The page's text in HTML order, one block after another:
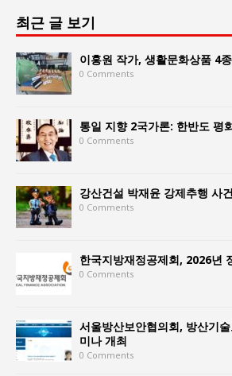
최근 글 보기
이홍원 작가, 생활문화상품 4
0 Comments
통일 지향 2국가론: 한반도 평
0 Comments
강산건설 박재윤 강제추행 사
0 Comments
한국지방재정공제회, 2026년
0 Comments
서울방산보안협의회, 방산기
미나 개최
0 Comments